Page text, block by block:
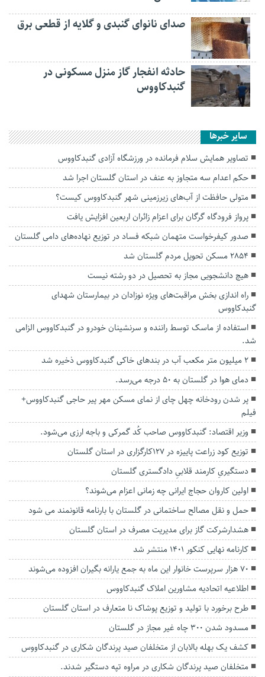
صدای نانوای گنبدی و گلایه از قطعی برق
حادثه انفجار گاز منزل مسکونی در
گنبدکاووس
سایر خبرها
تصاویر همایش سلام فرمانده در ورزشگاه آزادی گنبدکاووس
حکم اعدام سه متجاوز به عنف در استان گلستان اجرا شد
متولی حافظت از آب‌های زیرزمینی شهر گنبدکاووس کیست؟
پرواز فرودگاه گرگان برای اعزام زائران اربعین افزایش یافت
صدور کیفرخواست متهمان شبکه فساد در توزیع نهاده‌های دامی گلستان
۲۸۵۴ مسکن تحویل مردم گلستان شد
هیچ دانشجویی مجاز به تحصیل در دو رشته نیست
راه اندازی بخش مراقبت‌های ویژه نوزادان در بیمارستان شهدای
گنبدکاووس
استفاده از ماسک توسط راننده و سرنشینان خودرو در گنبدکاووس الزامی
شد.
۲ میلیون متر مکعب آب در بندهای خاکی گنبدکاووس ذخیره شد
دمای هوا در گلستان به ۵۰ درجه می‌رسد.
پر شدن رودخانه چهل چای از نمای مسکن مهر پیر حاجی گنبدکاووس+
فیلم
وزیر اقتصاد: گنبدکاووس صاحب کُد گمرکی و باجه ارزی می‌شود.
توزیع کود زراعت پاییزه در ۱۲۷کارگزاری در استان گلستان
دستگیریِ کارمند قلابیِ دادگستری گلستان
اولین کاروان حجاج ایرانی چه زمانی اعزام می‌شوند؟
حمل و نقل مصالح ساختمانی در گلستان با بارنامه قانونمند می شود
هشدارشرکت گاز برای مدیریت مصرف در استان گلستان
کارنامه نهایی کنکور ۱۴۰۱ منتشر شد
۷۰ هزار سرپرست خانوار این ماه به جمع یارانه بگیران افزوده می‌شوند
اطلاعیه اتحادیه مشاورین املاک گنبدکاووس
طرح برخورد با تولید و توزیع پوشاک نا متعارف در استان گلستان
مسدود شدن ۳۰۰ چاه غیر مجاز در گلستان
کشف یک بهله بالابان از متخلفان صید پرندگان شکاری در گنبدکاووس
متخلفان صید پرندگان شکاری در مراوه تپه دستگیر شدند.